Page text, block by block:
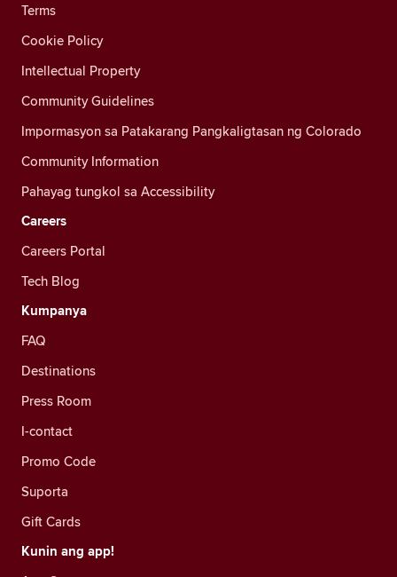
Terms
Cookie Policy
Intellectual Property
Community Guidelines
Impormasyon sa Patakarang Pangkaligtasan ng Colorado
Community Information
Pahayag tungkol sa Accessibility
Careers
Careers Portal
Tech Blog
Kumpanya
FAQ
Destinations
Press Room
I-contact
Promo Code
Suporta
Gift Cards
Kunin ang app!